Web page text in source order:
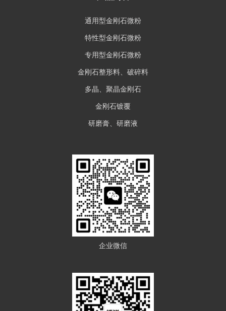
通用型金刚石微粉
特性型金刚石微粉
专用型金刚石微粉
金刚石整形料、破碎料
多晶、聚晶金刚石
金刚石镀覆
研磨膏、研磨液
企业微信